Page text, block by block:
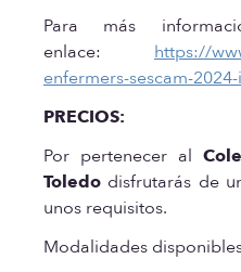
Para más
enlace: https://
enfermers-sescam-
PRECIOS:
Por pertenecer al
Toledo disfrutarás de
unos requisitos.
Modalidades